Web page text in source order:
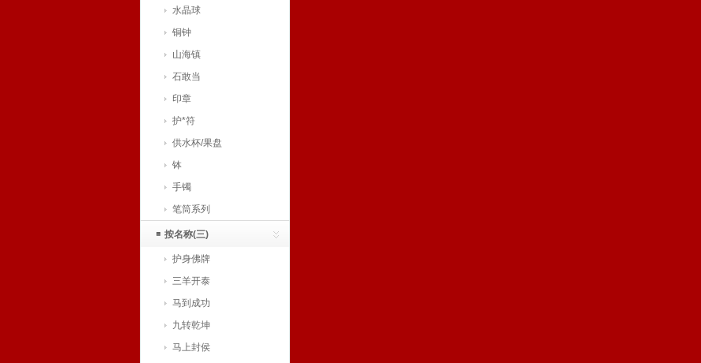
水晶球
铜钟
山海镇
石敢当
印章
护*符
供水杯/果盘
钵
手镯
笔筒系列
按名称(三)
护身佛牌
三羊开泰
马到成功
九转乾坤
马上封侯